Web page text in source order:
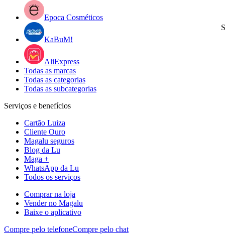
Epoca Cosméticos
KaBuM!
AliExpress
Todas as marcas
Todas as categorias
Todas as subcategorias
Serviços e benefícios
Cartão Luiza
Cliente Ouro
Magalu seguros
Blog da Lu
Maga +
WhatsApp da Lu
Todos os serviços
Comprar na loja
Vender no Magalu
Baixe o aplicativo
Compre pelo telefoneCompre pelo chat